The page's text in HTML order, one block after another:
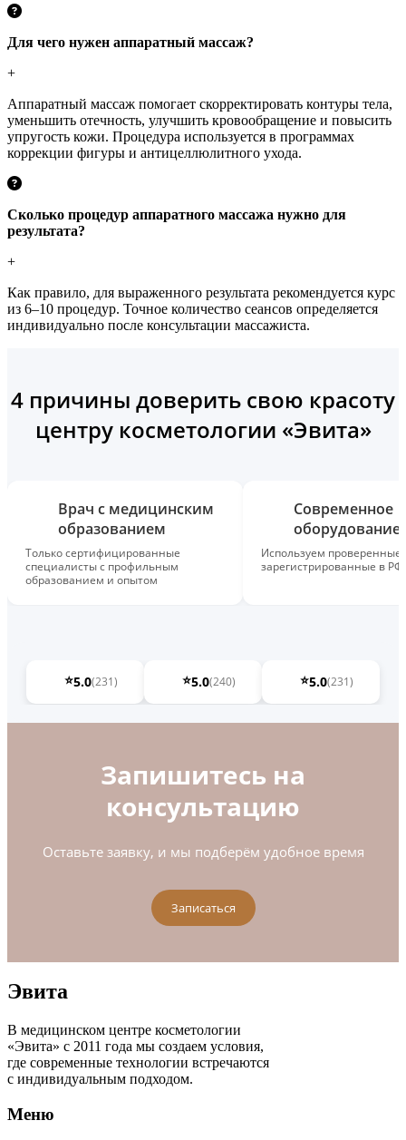
Для чего нужен аппаратный массаж?
+
Аппаратный массаж помогает скорректировать контуры тела,
уменьшить отечность, улучшить кровообращение и повысить
упругость кожи. Процедура используется в программах
коррекции фигуры и антицеллюлитного ухода.
Сколько процедур аппаратного массажа нужно для
результата?
+
Как правило, для выраженного результата рекомендуется курс
из 6–10 процедур. Точное количество сеансов определяется
индивидуально после консультации массажиста.
4 причины доверить свою красоту
центру косметологии «Эвита»
Врач с медицинским
образованием
Только сертифицированные
специалисты с профильным
образованием и опытом
Современное
оборудование
Используем проверенные,
зарегистрированные в
⭐5.0(231) ⭐5.0(240) ⭐5.0(231)
Запишитесь на
консультацию
Оставьте заявку, и мы подберём удобное время
Записаться
Эвита
В медицинском центре косметологии
«Эвита» с 2011 года мы создаем условия,
где современные технологии встречаются
с индивидуальным подходом.
Меню